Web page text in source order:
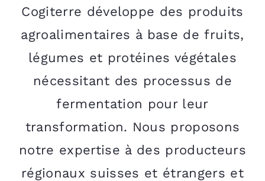
Cogiterre développe des produits
agroalimentaires à base de fruits,
légumes et protéines végétales
nécessitant des processus de
fermentation pour leur
transformation. Nous proposons
notre expertise à des producteurs
régionaux suisses et étrangers et